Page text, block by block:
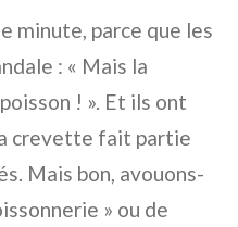
minute, parce que les
: « Mais la
! ». Et ils ont
crevette fait partie
Mais bon, avouons-
» ou de